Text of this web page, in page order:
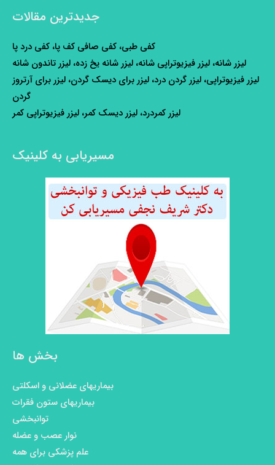
جدیدترین مقالات
کفی طبی، کفی صافی کف پا، کفی درد پا
لیزر شانه، لیزر فیزیوتراپی شانه، لیزر شانه یخ زده، لیزر تاندون شانه
لیزر فیزیوتراپی، لیزر گردن درد، لیزر برای دیسک گردن، لیزر برای آرتروز
گردن
لیزر کمردرد، لیزر دیسک کمر، لیزر فیزیوتراپی کمر
مسیریابی به کلینیک
بخش ها
بیماریهای عضلانی و اسکلتی
بیماریهای ستون فقرات
توانبخشی
نوار عصب و عضله
علم پزشکی برای همه